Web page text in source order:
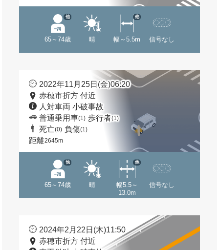
65～74歳
他
晴 幅～5.5m
他
信号なし
2022年11月25日(金)06:20
赤穂市折方 付近
人対車両 小破事故
普通乗用車(1) 歩行者(1)
死亡(0) 負傷(1)
距離2645m
65～74歳
他
晴
幅5.5～
13.0m
他
信号なし
2024年2月22日(木)11:50
赤穂市折方 付近